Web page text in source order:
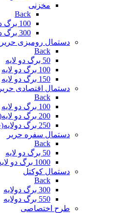
مخزنی
Back
100 برگ دولایه(هیمالیا)
300 برگ دو لایه(هاوایی)
دستمال رومیزی حریر
Back
50 برگ دو لایه
100 برگ دو لایه
150 برگ دو لایه
دستمال اقتصادی حریر
Back
100 برگ دو لایه
200 برگ دو لایه(آرالیا)
250 برگ دولایه(خرگوشی)
دستمال سفره حریر
Back
50 برگ دو لایه
1000 برگ دو لایه
دستمال کوکتل
Back
300 برگ دولایه
550 برگ دولایه
طرح اختصاصی